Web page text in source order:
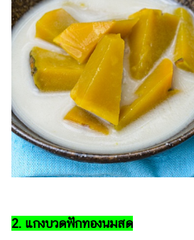
2. แกงบวดฟักทองนมสด